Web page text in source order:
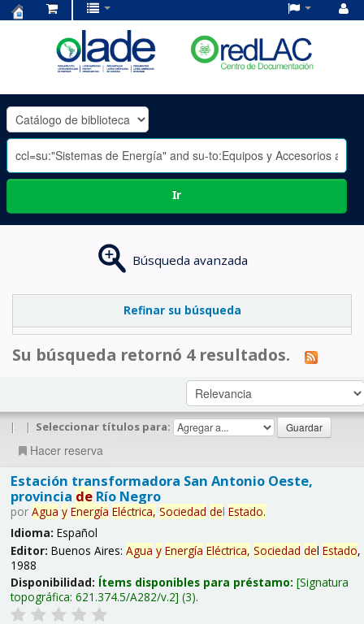
OLADE
-
Ir
Búsqueda avanzada
Refinar su búsqueda
Su búsqueda retornó 4 resultados.
| | Seleccionar títulos para:
Hacer reserva
Estación transformadora San Antonio Oeste,
provincia deRío Negro
por Agua y Energía Eléctrica, Sociedad del Estado.
Idioma: Español
Editor: Buenos Aires: Agua y Energía Eléctrica, Sociedad del Estado,
1988
Disponibilidad: Ítems disponibles para préstamo: Signatura
topográfica: 621.374.5/A282/v.2 (3).